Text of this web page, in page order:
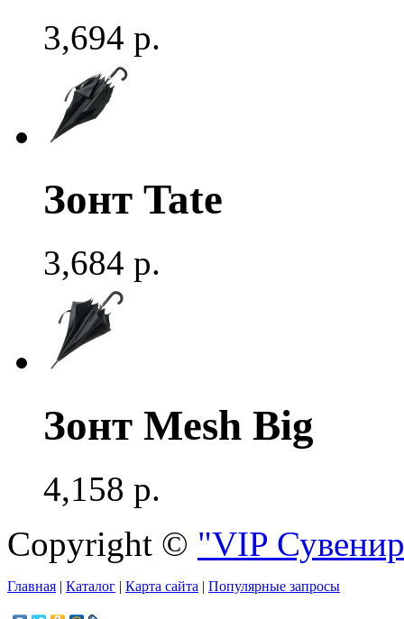
3,694 р.
Зонт Tate
3,684 р.
Зонт Mesh Big
4,158 р.
Copyright © "VIP
Главная | Каталог | Карта сайта | Популярные запросы